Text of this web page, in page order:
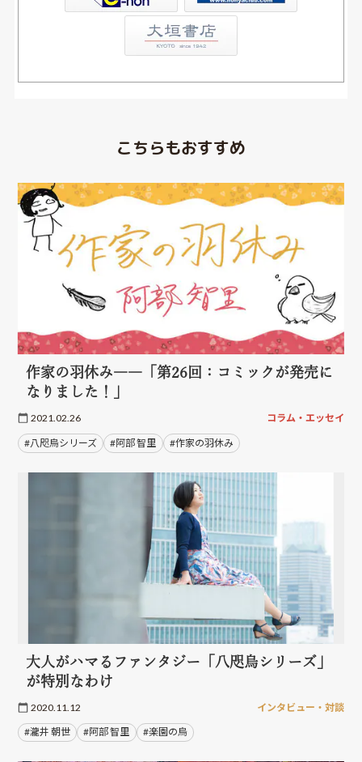
こちらもおすすめ
作家の羽休み――「第26回：コミックが発売に
なりました！」
2021.02.26 コラム・エッセイ
#八咫烏シリーズ #阿部 智里 #作家の羽休み
大人がハマるファンタジー「八咫烏シリーズ」
が特別なわけ
2020.11.12 インタビュー・対談
#瀧井 朝世 #阿部 智里 #楽園の烏